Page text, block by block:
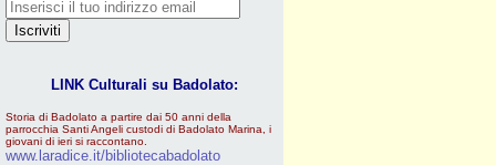
LINK Culturali su Badolato:
Storia di Badolato a partire dai 50 anni della
parrocchia Santi Angeli custodi di Badolato Marina, i
giovani di ieri si raccontano.
www.laradice.it/bibliotecabadolato